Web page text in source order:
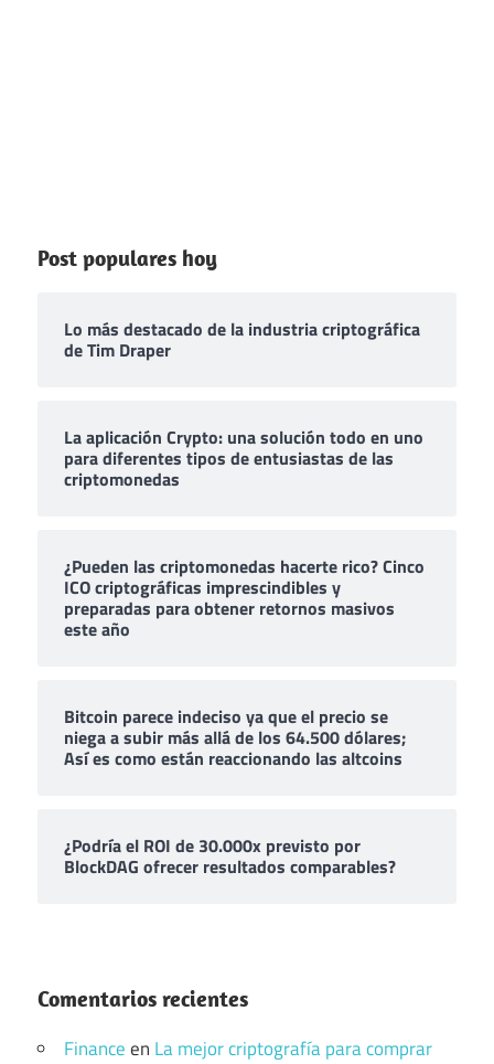
Post populares hoy
Lo más destacado de la industria criptográfica
de Tim Draper
La aplicación Crypto: una solución todo en uno
para diferentes tipos de entusiastas de las
criptomonedas
¿Pueden las criptomonedas hacerte rico? Cinco
ICO criptográficas imprescindibles y
preparadas para obtener retornos masivos
este año
Bitcoin parece indeciso ya que el precio se
niega a subir más allá de los 64.500 dólares;
Así es como están reaccionando las altcoins
¿Podría el ROI de 30.000x previsto por
BlockDAG ofrecer resultados comparables?
Comentarios recientes
Financeen La mejor criptografía para comprar